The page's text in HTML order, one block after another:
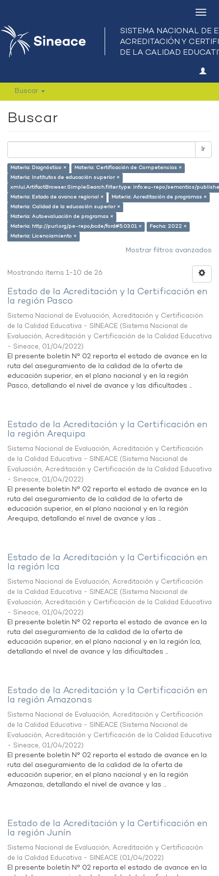
Buscar
Buscar
Ir
Materia: Diagnóstico ×
Materia: Certificación de Competencias ×
Materia: Institutos de educación superior ×
xmlui.ArtifactBrowser.SimpleSearch.filter.type: info:eu-repo/semantics/
Materia: Estado de avance regional ×
Materia: Acreditación de programas ×
Materia: Calidad de la educación superior ×
Materia: Autoevaluación de programas ×
Materia: http://purl.org/pe-repo/ocde/ford#5.03.01 ×
Fecha: 2022 ×
Materia: Licenciamiento ×
Mostrar filtros avanzados
Mostrando ítems 1-10 de 26
Estado de la Acreditación y la Certificación en
la región Pasco
Sistema Nacional de Evaluación, Acreditación y Certificación
de la Calidad Educativa - SINEACE (Sistema Nacional de
Evaluación, Acreditación y Certificación de la Calidad Educativa
- Sineace, 01/04/2022)
El presente boletín N° 02 reporta el estado de avance en la
ruta del aseguramiento de la calidad de la oferta de
educación superior, en el plano nacional y en la región
Pasco, detallando el nivel de avance y las dificultades ...
Estado de la Acreditación y la Certificación en
la región Arequipa
Sistema Nacional de Evaluación, Acreditación y Certificación
de la Calidad Educativa - SINEACE (Sistema Nacional de
Evaluación, Acreditación y Certificación de la Calidad Educativa
- Sineace, 01/04/2022)
El presente boletín N° 02 reporta el estado de avance en la
ruta del aseguramiento de la calidad de la oferta de
educación superior, en el plano nacional y en la región
Arequipa, detallando el nivel de avance y las ...
Estado de la Acreditación y la Certificación en
la región Ica
Sistema Nacional de Evaluación, Acreditación y Certificación
de la Calidad Educativa - SINEACE (Sistema Nacional de
Evaluación, Acreditación y Certificación de la Calidad Educativa
- Sineace, 01/04/2022)
El presente boletín N° 02 reporta el estado de avance en la
ruta del aseguramiento de la calidad de la oferta de
educación superior, en el plano nacional y en la región Ica,
detallando el nivel de avance y las dificultades ...
Estado de la Acreditación y la Certificación en
la región Amazonas
Sistema Nacional de Evaluación, Acreditación y Certificación
de la Calidad Educativa - SINEACE (Sistema Nacional de
Evaluación, Acreditación y Certificación de la Calidad Educativa
- Sineace, 01/04/2022)
El presente boletín N° 02 reporta el estado de avance en la
ruta del aseguramiento de la calidad de la oferta de
educación superior, en el plano nacional y en la región
Amazonas, detallando el nivel de avance y las ...
Estado de la Acreditación y la Certificación en
la región Junín
Sistema Nacional de Evaluación, Acreditación y Certificación
de la Calidad Educativa - SINEACE (01/04/2022)
El presente boletín N° 02 reporta el estado de avance en la